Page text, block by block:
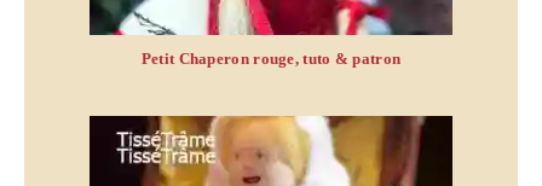
Petit Chaperon rouge, tuto & patron